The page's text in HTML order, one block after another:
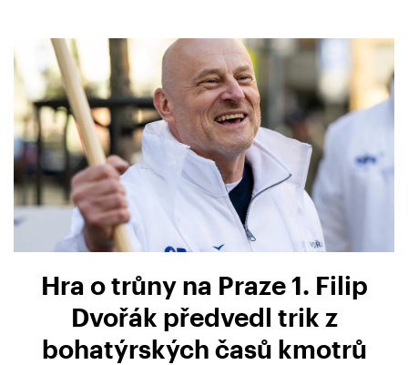
Hra o trůny na Praze 1. Filip
Dvořák předvedl trik z
bohatýrských časů kmotrů